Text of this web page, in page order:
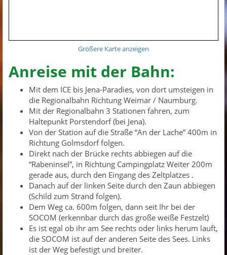
Größere Karte anzeigen
Anreise mit der Bahn:
Mit dem ICE bis Jena-Paradies, von dort umsteigen in
die Regionalbahn Richtung Weimar / Naumburg.
Mit der Regionalbahn 3 Stationen fahren, zum
Haltepunkt Porstendorf (bei Jena).
Von der Station auf die Straße “An der Lache” 400m in
Richtung Golmsdorf folgen.
Direkt nach der Brücke rechts abbiegen auf die
“Rabeninsel”, in Richtung Campingplatz Weiter 200m
gerade aus, durch den Eingang des Zeltplatzes .
Danach auf der linken Seite durch den Zaun abbiegen
(Schild zum Strand folgen).
Dem Weg ca. 600m folgen, dann seit Ihr bei der
SOCOM (erkennbar durch das große weiße Festzelt)
Es ist egal ob ihr am See rechts oder links herum lauft,
die SOCOM ist auf der anderen Seite des Sees. Links
ist der Weg befestigt und breiter.